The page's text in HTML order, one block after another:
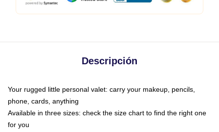
Descripción
Your rugged little personal valet: carry your makeup, pencils,
phone, cards, anything
Available in three sizes: check the size chart to find the right one
for you